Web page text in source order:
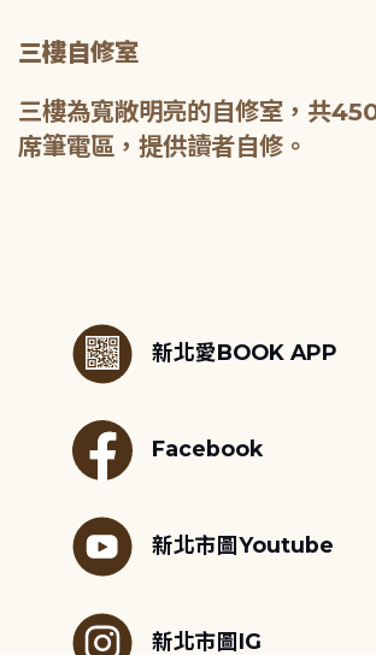
三樓自修室
三樓為寬敞明亮的自修室，共
席筆電區，提供讀者自修。
新北愛BOOK APP
Facebook
新北市圖Youtube
新北市圖IG